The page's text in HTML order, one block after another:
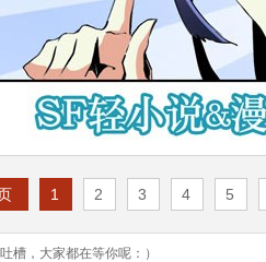
1 2 3 4 5
槽，大家都在等你呢：）